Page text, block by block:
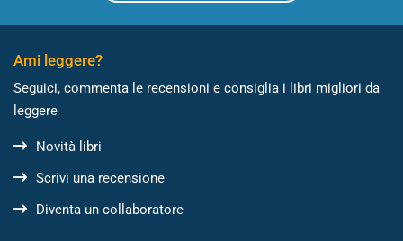
Ami leggere?
Seguici, commenta le recensioni e consiglia i libri migliori da
leggere
Novità libri
Scrivi una recensione
Diventa un collaboratore